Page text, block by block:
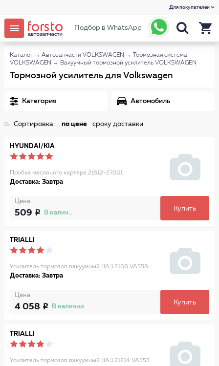
Для покупателей
Подбор в WhatsApp
Каталог → Автозапчасти VOLKSWAGEN →
Тормозная система
VOLKSWAGEN → Вакуумный тормозной усилитель VOLKSWAGEN
Тормозной усилитель для Volkswagen
Категория Автомобиль
Сортировка: по цене сроку доставки
HYUNDAI/KIA
Пробка масляного картера 21512-27001
Доставка: Завтра
Цена
509 В наличии
Купить
TRIALLI
Усилитель тормозов вакуумный ВАЗ 2108 VA558
Доставка: Завтра
Цена
4 058 В наличии
Купить
TRIALLI
Усилитель тормозов вакуумный ВАЗ 21214 VA553